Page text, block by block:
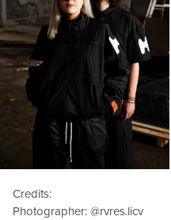
Credits:
Photographer: @rvres.licv